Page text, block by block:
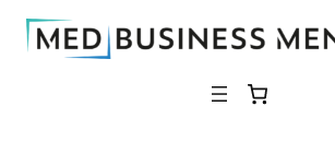
Zum
Inhalt